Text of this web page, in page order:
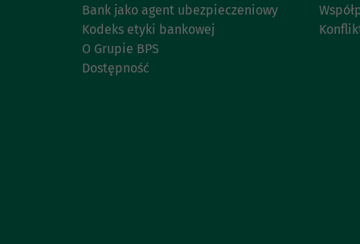
Bank jako agent ubezpieczeniowy
Kodeks etyki bankowej
O Grupie BPS
Dostępność